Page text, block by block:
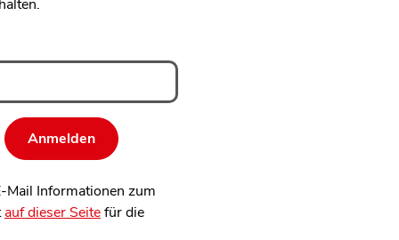
Mail Informationen zum
auf dieser Seitefür die